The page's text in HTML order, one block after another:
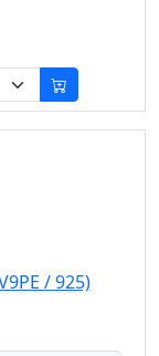
/ 925)